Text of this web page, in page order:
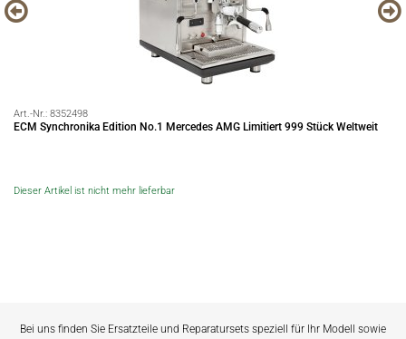
Art.-Nr.: 8352498
ECM Synchronika Edition No.1 Mercedes AMG Limitiert 999 Stück Weltweit
Dieser Artikel ist nicht mehr lieferbar
Bei uns finden Sie Ersatzteile und Reparatursets speziell für Ihr Modell sowie